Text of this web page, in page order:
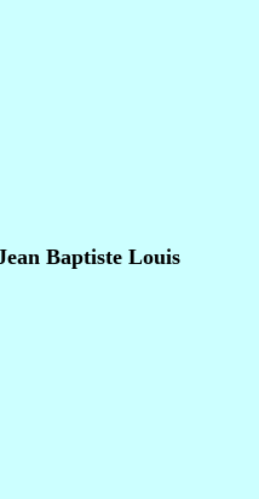
Baptiste Louis